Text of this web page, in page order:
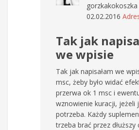
gorzkakokoszka
02.02.2016
Tak jak
we wpisie
Tak jak napisałam we
msc, żeby było widać
przerwa ok 1 msc i
wznowienie kuracji, jeżeli
potrzeba. Każdy
trzeba brać przez dłuższy